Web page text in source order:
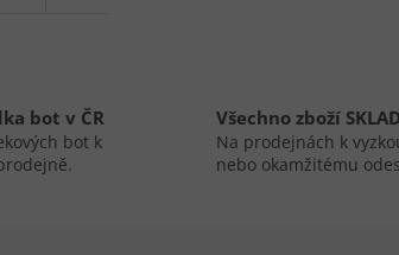
bot v ČR
bot k
Všechno zboží
Na prodejnách k
nebo okamžitému